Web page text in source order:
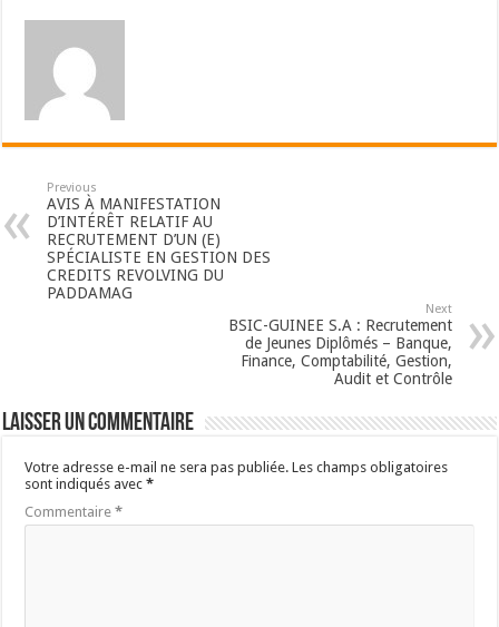
Previous
AVIS À MANIFESTATION
D’INTÉRÊT RELATIF AU
RECRUTEMENT D’UN (E)
SPÉCIALISTE EN GESTION DES
CREDITS REVOLVING DU
PADDAMAG
Next
BSIC-GUINEE S.A : Recrutement
de Jeunes Diplômés – Banque,
Finance, Comptabilité, Gestion,
Audit et Contrôle
Laisser un commentaire
Votre adresse e-mail ne sera pas publiée. Les champs obligatoires
sont indiqués avec*
Commentaire*